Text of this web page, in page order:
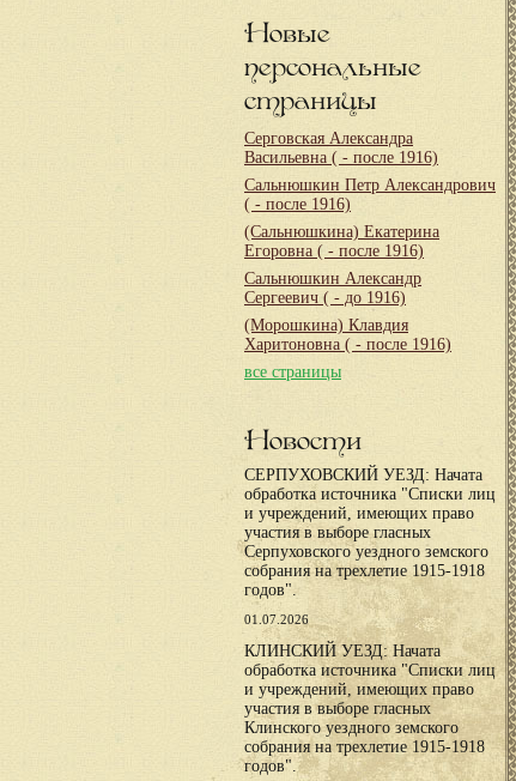
Новые
персональные
страницы
Серговская Александра
Васильевна ( - после 1916)
Сальнюшкин Петр Александрович
( - после 1916)
(Сальнюшкина) Екатерина
Егоровна ( - после 1916)
Сальнюшкин Александр
Сергеевич ( - до 1916)
(Морошкина) Клавдия
Харитоновна ( - после 1916)
все страницы
Новости
СЕРПУХОВСКИЙ УЕЗД: Начата
обработка источника "Списки лиц
и учреждений, имеющих право
участия в выборе гласных
Серпуховского уездного земского
собрания на трехлетие 1915-1918
годов".
01.07.2026
КЛИНСКИЙ УЕЗД: Начата
обработка источника "Списки лиц
и учреждений, имеющих право
участия в выборе гласных
Клинского уездного земского
собрания на трехлетие 1915-1918
годов".